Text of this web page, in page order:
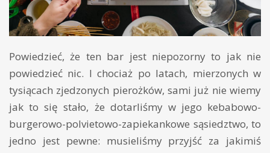
Powiedzieć, że ten bar jest niepozorny to jak nie
powiedzieć nic. I chociaż po latach, mierzonych w
tysiącach zjedzonych pierożków, sami już nie wiemy
jak to się stało, że dotarliśmy w jego kebabowo-
burgerowo-polvietowo-zapiekankowe sąsiedztwo, to
jedno jest pewne: musieliśmy przyjść za jakimiś